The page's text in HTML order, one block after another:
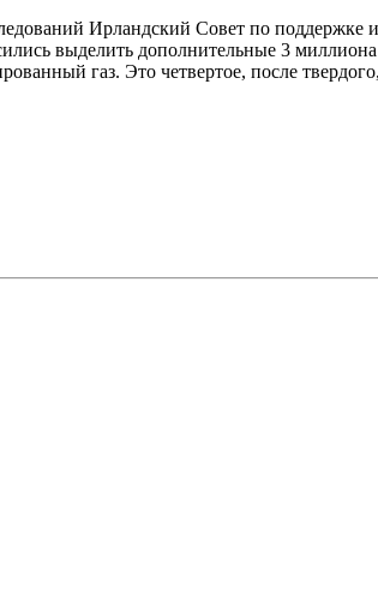
Ирландский Совет по поддержке
выделить дополнительные 3
газ. Это четвертое, после